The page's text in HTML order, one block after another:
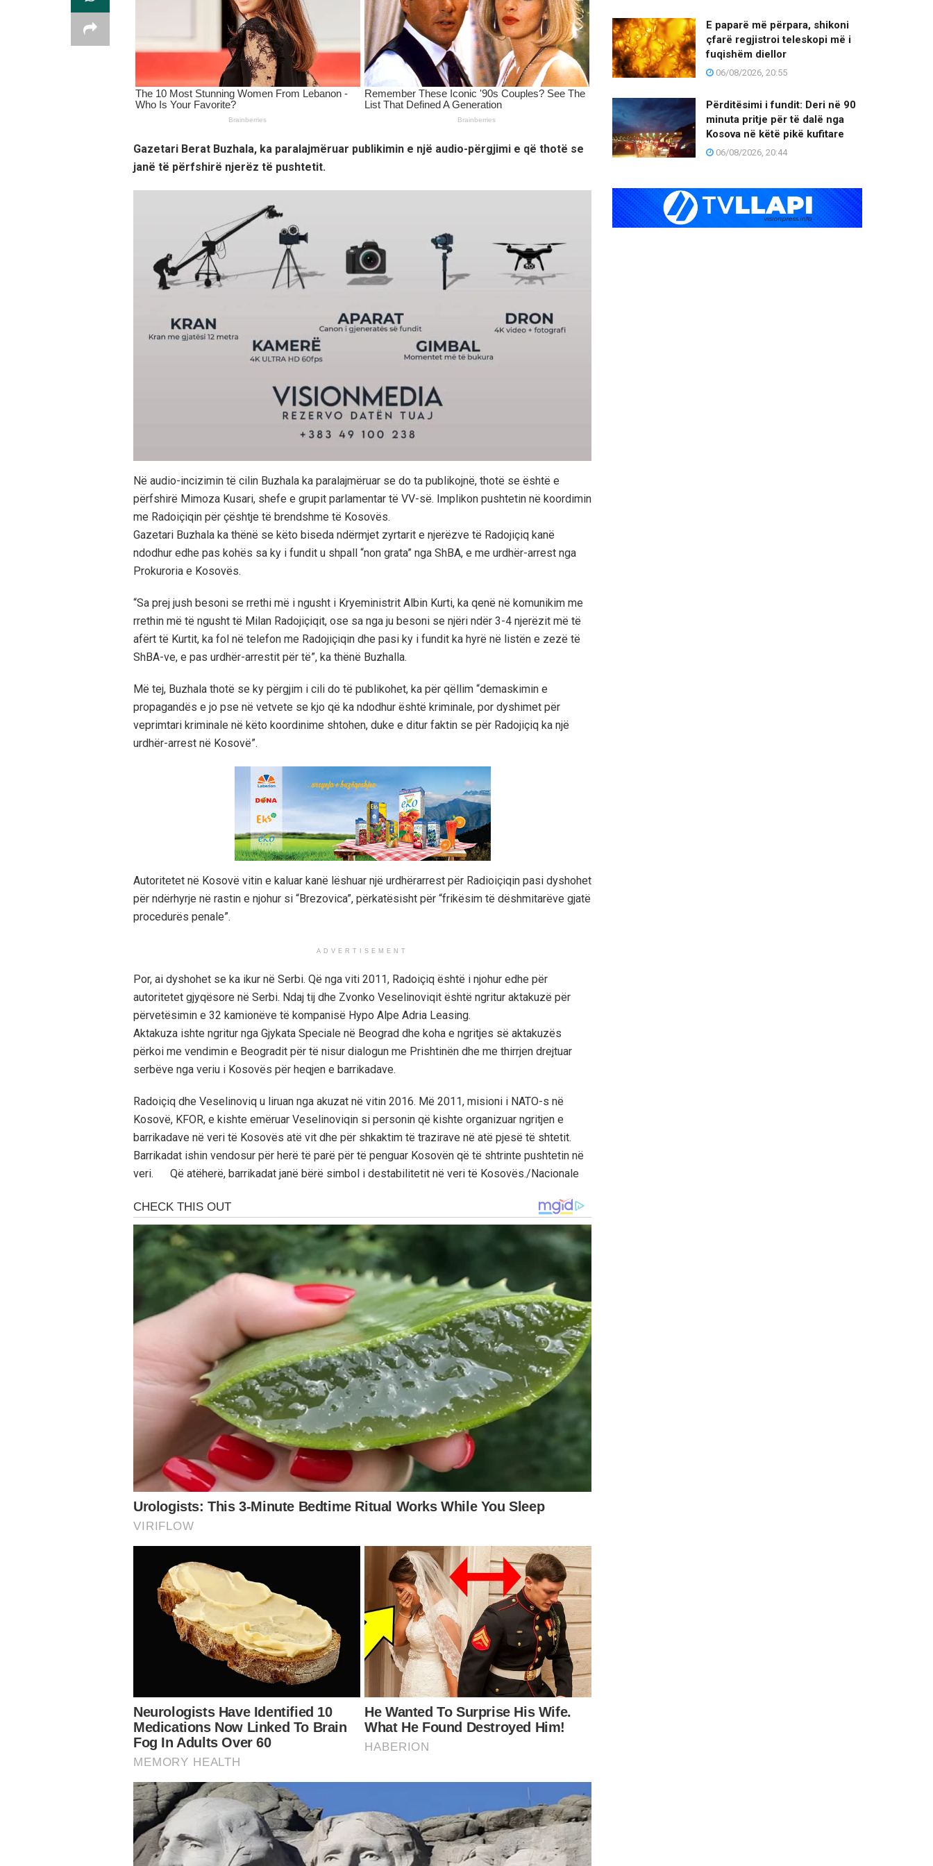
Gazetari Berat Buzhala, ka paralajmëruar publikimin e një audio-përgjimi e që thotë se
janë të përfshirë njerëz të pushtetit.
Në audio-incizimin të cilin Buzhala ka paralajmëruar se do ta publikojnë, thotë se është e
përfshirë Mimoza Kusari, shefe e grupit parlamentar të VV-së. Implikon pushtetin në koordimin
me Radoiçiqin për çështje të brendshme të Kosovës.
Gazetari Buzhala ka thënë se këto biseda ndërmjet zyrtarit e njerëzve të Radojiçiq kanë
ndodhur edhe pas kohës sa ky i fundit u shpall “non grata” nga ShBA, e me urdhër-arrest nga
Prokuroria e Kosovës.
“Sa prej jush besoni se rrethi më i ngusht i Kryeministrit Albin Kurti, ka qenë në komunikim me
rrethin më të ngusht të Milan Radojiçiqit, ose sa nga ju besoni se njëri ndër 3-4 njerëzit më të
afërt të Kurtit, ka fol në telefon me Radojiçiqin dhe pasi ky i fundit ka hyrë në listën e zezë të
ShBA-ve, e pas urdhër-arrestit për të”, ka thënë Buzhalla.
Më tej, Buzhala thotë se ky përgjim i cili do të publikohet, ka për qëllim “demaskimin e
propagandës e jo pse në vetvete se kjo që ka ndodhur është kriminale, por dyshimet për
veprimtari kriminale në këto koordinime shtohen, duke e ditur faktin se për Radojiçiq ka një
urdhër-arrest në Kosovë”.
Autoritetet në Kosovë vitin e kaluar kanë lëshuar një urdhërarrest për Radioiçiqin pasi dyshohet
për ndërhyrje në rastin e njohur si “Brezovica”, përkatësisht për “frikësim të dëshmitarëve gjatë
procedurës penale”.
ADVERTISEMENT
Por, ai dyshohet se ka ikur në Serbi. Që nga viti 2011, Radoiçiq është i njohur edhe për
autoritetet gjyqësore në Serbi. Ndaj tij dhe Zvonko Veselinoviqit është ngritur aktakuzë për
përvetësimin e 32 kamionëve të kompanisë Hypo Alpe Adria Leasing.
Aktakuza ishte ngritur nga Gjykata Speciale në Beograd dhe koha e ngritjes së aktakuzës
përkoi me vendimin e Beogradit për të nisur dialogun me Prishtinën dhe me thirrjen drejtuar
serbëve nga veriu i Kosovës për heqjen e barrikadave.
Radoiçiq dhe Veselinoviq u liruan nga akuzat në vitin 2016. Më 2011, misioni i NATO-s në
Kosovë, KFOR, e kishte emëruar Veselinoviqin si personin që kishte organizuar ngritjen e
barrikadave në veri të Kosovës atë vit dhe për shkaktim të trazirave në atë pjesë të shtetit.
Barrikadat ishin vendosur për herë të parë për të penguar Kosovën që të shtrinte pushtetin në
veri. Që atëherë, barrikadat janë bërë simbol i destabilitetit në veri të Kosovës./Nacionale
E paparë më përpara, shikoni
çfarë regjistroi teleskopi më i
fuqishëm diellor
06/08/2026, 20:55
Përditësimi i fundit: Deri në 90
minuta pritje për të dalë nga
Kosova në këtë pikë kufitare
06/08/2026, 20:44